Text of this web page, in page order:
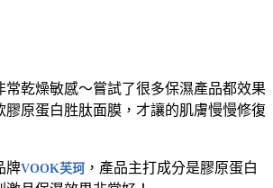
常乾燥敏感～嘗試了很多保濕產品都效果
膠原蛋白胜肽面膜，才讓的肌膚慢慢修復
牌VOOK芙珂 ，產品主打成分是膠原蛋白